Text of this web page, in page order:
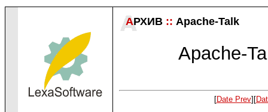
АРХИВ :: Apache-Talk
Apache-
[Date Prev][